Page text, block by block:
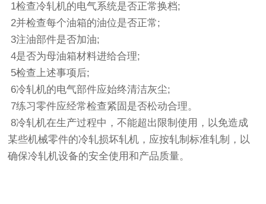
1检查冷轧机的电气系统是否正常换档;
2并检查每个油箱的油位是否正常;
3注油部件是否加油;
4是否为母油箱材料进给合理;
5检查上述事项后;
6冷轧机的电气部件应始终清洁灰尘;
7练习零件应经常检查紧固是否松动合理。
8冷轧机在生产过程中，不能超出限制使用，以免造成
某些机械零件的冷轧损坏轧机，应按轧制标准轧制，以
确保冷轧机设备的安全使用和产品质量。